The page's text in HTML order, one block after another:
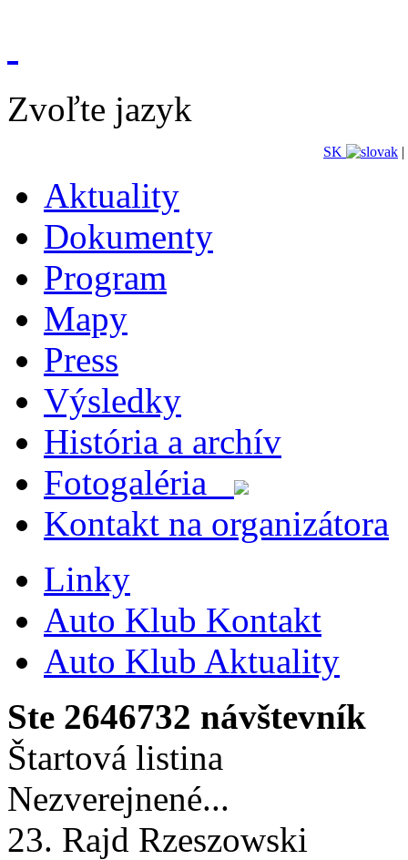
Zvoľte jazyk
SK |
Aktuality
Dokumenty
Program
Mapy
Press
Výsledky
História a archív
Fotogaléria
Kontakt na organizátora
Linky
Auto Klub Kontakt
Auto Klub Aktuality
Ste 2646732 návštevník
Štartová listina
Nezverejnené...
23. Rajd Rzeszowski